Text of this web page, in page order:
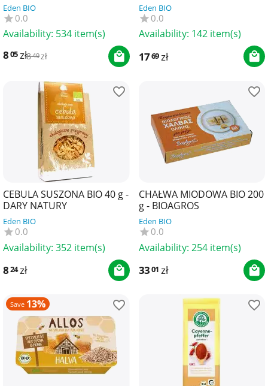
CUKRÓW O NISKIEJ
ZAWARTOŚCI SOLI BIO (8 x
8,5 g) 6...
Eden BIO
0.0
Availability: 534 item(s)
805zł849zł
NATURY
Eden BIO
0.0
Availability: 142 item(s)
1769zł
CEBULA SUSZONA BIO 40 g -
DARY NATURY
Eden BIO
0.0
Availability: 352 item(s)
824zł
CHAŁWA MIODOWA BIO 200
g - BIOAGROS
Eden BIO
0.0
Availability: 254 item(s)
3301 zł
Save 13%